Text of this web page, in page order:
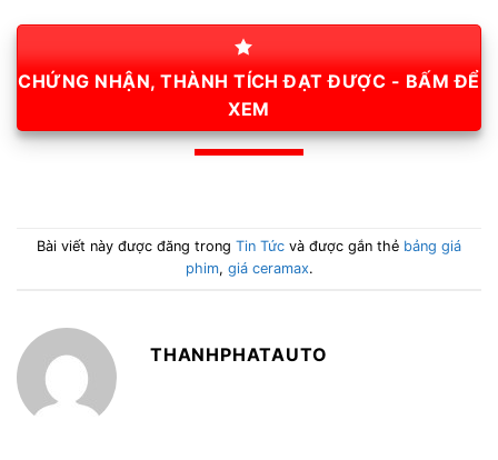
CHỨNG NHẬN, THÀNH TÍCH ĐẠT ĐƯỢC - BẤM ĐỂ
XEM
Bài viết này được đăng trong Tin Tức và được gắn thẻ bảng giá
phim, giá ceramax.
THANHPHATAUTO